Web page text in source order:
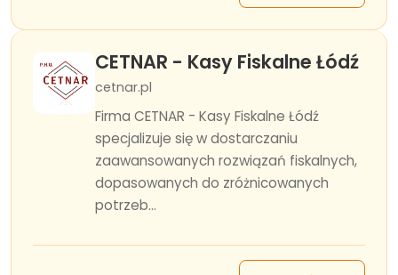
CETNAR - Kasy Fiskalne Łódź
cetnar.pl
Firma CETNAR - Kasy Fiskalne Łódź
specjalizuje się w dostarczaniu
zaawansowanych rozwiązań fiskalnych,
dopasowanych do zróżnicowanych
potrzeb...